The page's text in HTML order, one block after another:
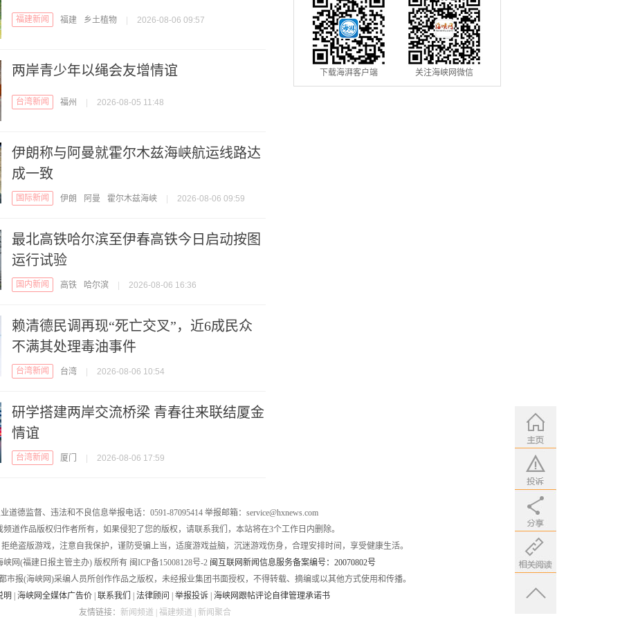
福建新闻 福建 乡土植物 | 2026-08-06 09:57
两岸青少年以绳会友增情谊
台湾新闻 福州 | 2026-08-05 11:48
伊朗称与阿曼就霍尔木兹海峡航运线路达
成一致
国际新闻 伊朗 阿曼 霍尔木兹海峡 | 2026-08-06 09:59
最北高铁哈尔滨至伊春高铁今日启动按图
运行试验
国内新闻 高铁 哈尔滨 | 2026-08-06 16:36
赖清德民调再现“死亡交叉”，近6成民众
不满其处理毒油事件
台湾新闻 台湾 | 2026-08-06 10:54
研学搭建两岸交流桥梁 青春往来联结厦金
情谊
台湾新闻 厦门 | 2026-08-06 17:59
下载海湃客户端 关注海峡网微信
道德监督、违法和不良信息举报电话：0591-87095414 举报邮箱：service@hxnews.com
频道作品版权归作者所有，如果侵犯了您的版权，请联系我们，本站将在3个工作日内删除。
绝盗版游戏，注意自我保护，谨防受骗上当，适度游戏益脑，沉迷游戏伤身，合理安排时间，享受健康生活。
峡网(福建日报主管主办) 版权所有 闽ICP备15008128号-2 闽互联网新闻信息服务备案编号：20070802号
市报(海峡网)采编人员所创作作品之版权，未经报业集团书面授权，不得转载、摘编或以其他方式使用和传播。
明 | 海峡网全媒体广告价 | 联系我们 | 法律顾问 | 举报投诉 | 海峡网跟帖评论自律管理承诺书
友情链接： 新闻频道 | 福建频道 | 新闻聚合